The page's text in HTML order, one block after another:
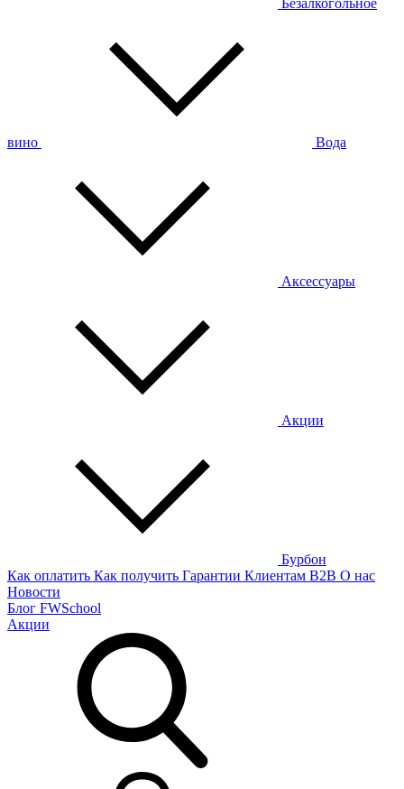
Безалкогольное
вино Вода
Аксессуары
Акции
Бурбон
Как оплатить Как получить Гарантии Клиентам B2B О нас
Новости
Блог FWSchool
Акции